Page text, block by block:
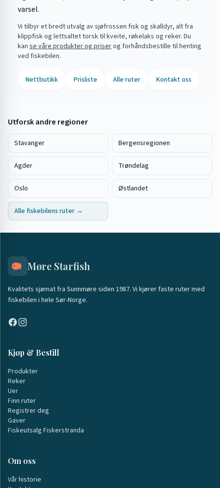
varsel.
Vi tilbyr et bredt utvalg av sjøfrossen fisk og skalldyr, alt fra
klippfisk og lettsaltet torsk til kveite, røkelaks og reker. Du
kan se våre produkter og priserog forhåndsbestille til henting
ved fiskebilen.
Nettbutikk Prisliste Alle ruter Kontakt oss
Utforsk andre regioner
Stavanger Bergensregionen
Agder Trøndelag
Oslo Østlandet
Alle fiskebilens ruter →
Møre Starfish
Kvalitets sjømat fra Sunnmøre siden 1987. Vi kjører faste ruter med
fiskebilen i hele Sør-Norge.
Kjøp & Bestill
Produkter
Reker
Uer
Finn ruter
Registrer deg
Gaver
Fiskeutsalg Fiskerstranda
Om oss
Vår historie